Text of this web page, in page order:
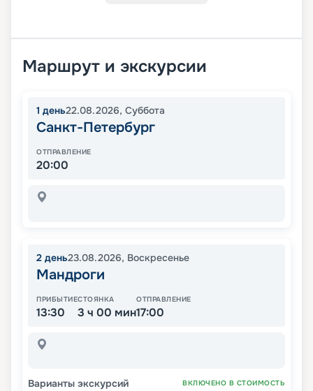
Маршрут и экскурсии
1 день22.08.2026, Суббота
Санкт-Петербург
ОТПРАВЛЕНИЕ
20:00
2 день23.08.2026, Воскресенье
Мандроги
ПРИБЫТИЕ
13:30
СТОЯНКА
3 ч 00 мин
ОТПРАВЛЕНИЕ
17:00
Варианты экскурсий ВКЛЮЧЕНО В СТОИМОСТЬ